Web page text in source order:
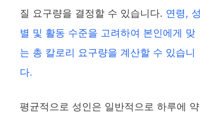
질 요구량을 결정할 수 있습니다. 연령, 성
별 및 활동 수준을 고려하여 본인에게 맞
는 총 칼로리 요구량을 계산할 수 있습니
다.
평균적으로 성인은 일반적으로 하루에 약